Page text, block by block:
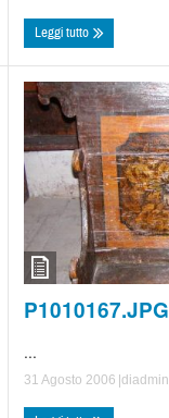
Leggi tutto
P1010167.JPG
...
31 Agosto 2006 |diadmin